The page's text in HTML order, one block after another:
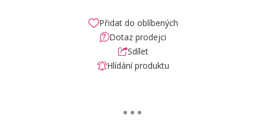
Přidat do oblíbených
Dotaz prodejci
Sdílet
Hlídání produktu